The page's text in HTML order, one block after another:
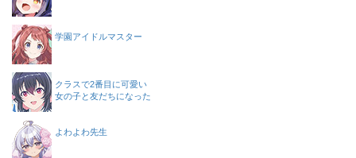
学園アイドルマスター
クラスで2番目に可愛い
女の子と友だちになった
よわよわ先生